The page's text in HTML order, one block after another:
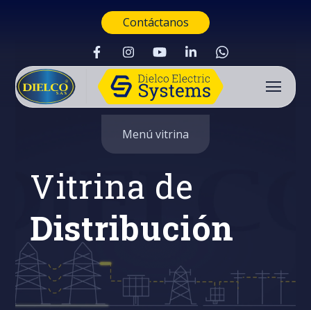
Contáctanos
Buscar
Menú vitrina
Vitrina de
Distribución